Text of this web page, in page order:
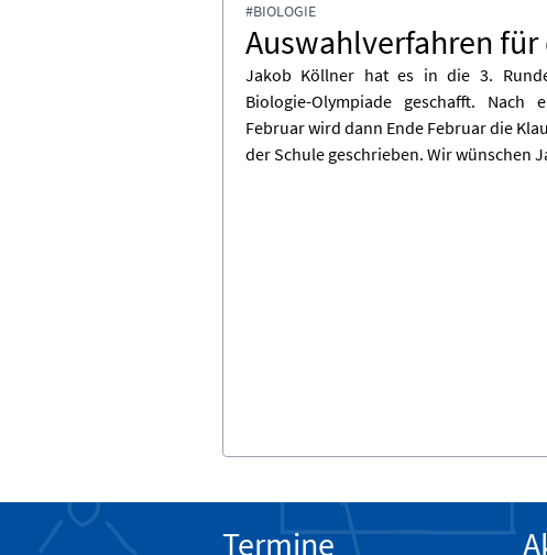
#BIOLOGIE
Auswahlverfahren
Jakob Köllner hat es in die 3.
Biologie-Olympiade geschafft. Nach
Februar wird dann Ende Februar die
der Schule geschrieben. Wir wünschen
Termine